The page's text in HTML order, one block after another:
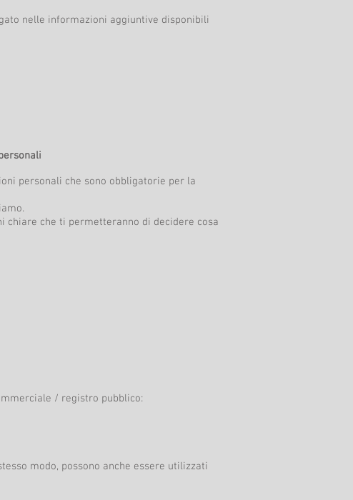
nelle informazioni aggiuntive disponibili
personali che sono obbligatorie per la
chiare che ti permetteranno di decidere cosa
/ registro pubblico:
modo, possono anche essere utilizzati